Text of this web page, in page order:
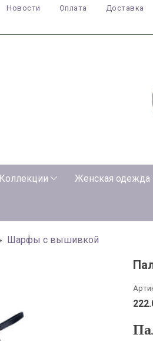
Новости Оплата Доставка
Коллекции Женская одежда
Шарфы с вышивкой